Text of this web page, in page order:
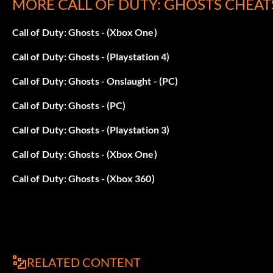
Objetivo: Atrapar fotocopiadora con la cara
Engranaje en la máquina (Bronce)
David y Goliat (Bronce)
MORE CALL OF DUTY: GHOSTS
Call of Duty: Ghosts - (Xbox One)
Call of Duty: Ghosts - (Playstation 4)
Call of Duty: Ghosts - Onslaught - (PC)
Call of Duty: Ghosts - (PC)
Call of Duty: Ghosts - (Playstation 3)
Call of Duty: Ghosts - (Xbox One)
Call of Duty: Ghosts - (Xbox 360)
RELATED CONTENT